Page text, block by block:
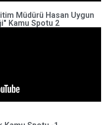
Müdürü Hasan Uygun
Kamu Spotu 2